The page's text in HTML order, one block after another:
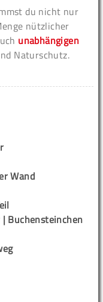
du nicht nur
nützlicher
unabhängigen
Naturschutz.
Wand
Buchensteinchen